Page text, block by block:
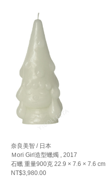
奈良美智 / 日本
Ｍori Girl造型蠟燭 , 2017
石蠟 重量900克 22.9 × 7.6 × 7.6 cm
NT$3,980.00